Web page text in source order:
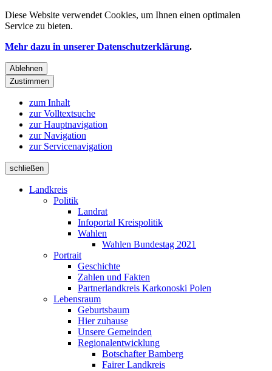
Diese Website verwendet Cookies, um Ihnen einen optimalen
Service zu bieten.
Mehr dazu in unserer Datenschutzerklärung.
Ablehnen
Zustimmen
zum Inhalt
zur Volltextsuche
zur Hauptnavigation
zur Navigation
zur Servicenavigation
schließen
Landkreis
Politik
Landrat
Infoportal Kreispolitik
Wahlen
Wahlen Bundestag 2021
Portrait
Geschichte
Zahlen und Fakten
Partnerlandkreis Karkonoski Polen
Lebensraum
Geburtsbaum
Hier zuhause
Unsere Gemeinden
Regionalentwicklung
Botschafter Bamberg
Fairer Landkreis